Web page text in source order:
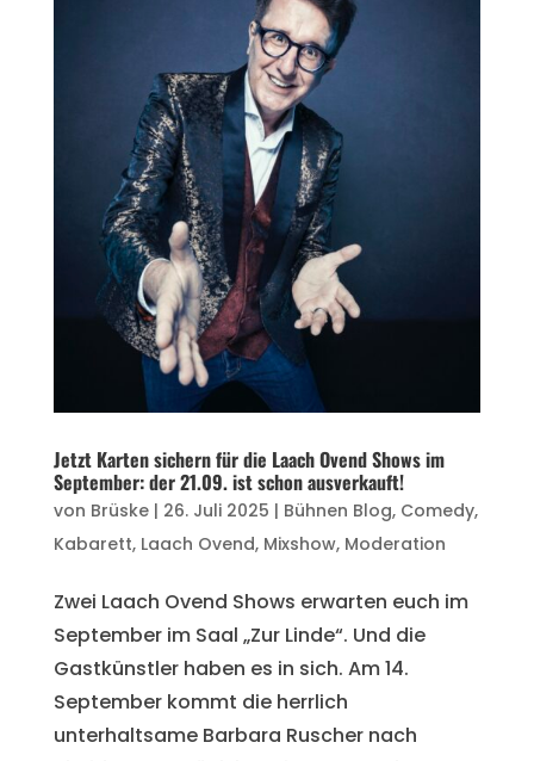
Jetzt Karten sichern für die Laach Ovend Shows im
September: der 21.09. ist schon ausverkauft!
von Brüske| 26. Juli 2025 | Bühnen Blog, Comedy,
Kabarett, Laach Ovend, Mixshow, Moderation
Zwei Laach Ovend Shows erwarten euch im
September im Saal „Zur Linde“. Und die
Gastkünstler haben es in sich. Am 14.
September kommt die herrlich
unterhaltsame Barbara Ruscher nach